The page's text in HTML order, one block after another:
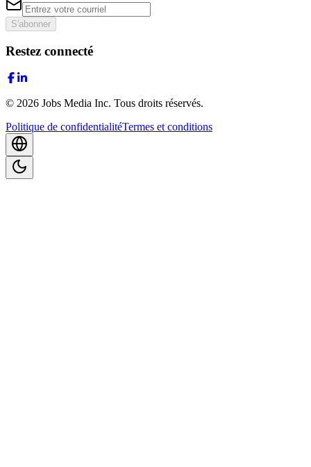
S'abonner
Restez connecté
© 2026 Jobs Media Inc. Tous droits réservés.
Politique de confidentialitéTermes et conditions